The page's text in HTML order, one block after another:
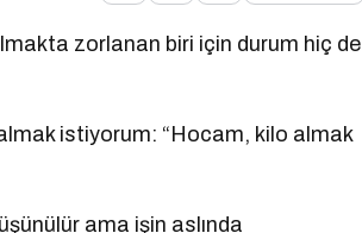
zorlanan biri için durum hiç de
istiyorum: “Hocam, kilo almak
ama işin aslında